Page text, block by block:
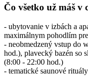
Čo všetko už máš v
- ubytovanie v izbách a
maximálnym pohodlím
- neobmedzený vstup do
hod.), plavecký bazén so
(8:00 - 22:00 hod.)
- tematické saunové